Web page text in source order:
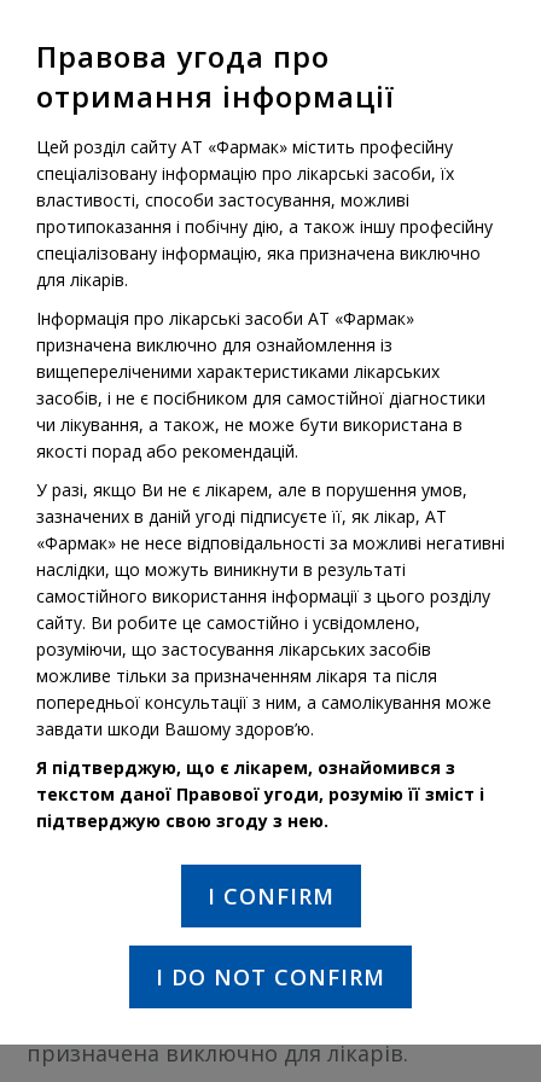
Prescription Medications
Diprofol 2%
INN: Propofol
application
3 years old
призначена виключно для лікарів.
Правова угода про
отримання інформації
Цей розділ сайту АТ «Фармак» містить професійну
спеціалізовану інформацію про лікарські засоби, їх
властивості, способи застосування, можливі
протипоказання і побічну дію, а також іншу професійну
спеціалізовану інформацію, яка призначена виключно
для лікарів.
Інформація про лікарські засоби АТ «Фармак»
призначена виключно для ознайомлення із
вищепереліченими характеристиками лікарських
засобів, і не є посібником для самостійної діагностики
чи лікування, а також, не може бути використана в
якості порад або рекомендацій.
У разі, якщо Ви не є лікарем, але в порушення умов,
зазначених в даній угоді підписуєте її, як лікар, АТ
«Фармак» не несе відповідальності за можливі негативні
наслідки, що можуть виникнути в результаті
самостійного використання інформації з цього розділу
сайту. Ви робите це самостійно і усвідомлено,
розуміючи, що застосування лікарських засобів
можливе тільки за призначенням лікаря та після
попередньої консультації з ним, а самолікування може
завдати шкоди Вашому здоров’ю.
Я підтверджую, що є лікарем, ознайомився з
текстом даної Правової угоди, розумію її зміст і
підтверджую свою згоду з нею.
I CONFIRM
I DO NOT CONFIRM